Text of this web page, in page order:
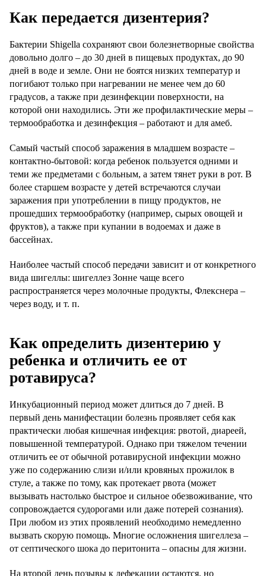
Как передается дизентерия?
Бактерии Shigella сохраняют свои болезнетворные свойства
довольно долго – до 30 дней в пищевых продуктах, до 90
дней в воде и земле. Они не боятся низких температур и
погибают только при нагревании не менее чем до 60
градусов, а также при дезинфекции поверхности, на
которой они находились. Эти же профилактические меры –
термообработка и дезинфекция – работают и для амеб.
Самый частый способ заражения в младшем возрасте –
контактно-бытовой: когда ребенок пользуется одними и
теми же предметами с больным, а затем тянет руки в рот. В
более старшем возрасте у детей встречаются случаи
заражения при употреблении в пищу продуктов, не
прошедших термообработку (например, сырых овощей и
фруктов), а также при купании в водоемах и даже в
бассейнах.
Наиболее частый способ передачи зависит и от конкретного
вида шигеллы: шигеллез Зонне чаще всего
распространяется через молочные продукты, Флекснера –
через воду, и т. п.
Как определить дизентерию у
ребенка и отличить ее от
ротавируса?
Инкубационный период может длиться до 7 дней. В
первый день манифестации болезнь проявляет себя как
практически любая кишечная инфекция: рвотой, диареей,
повышенной температурой. Однако при тяжелом течении
отличить ее от обычной ротавирусной инфекции можно
уже по содержанию слизи и/или кровяных прожилок в
стуле, а также по тому, как протекает рвота (может
вызывать настолько быстрое и сильное обезвоживание, что
сопровождается судорогами или даже потерей сознания).
При любом из этих проявлений необходимо немедленно
вызвать скорую помощь. Многие осложнения шигеллеза –
от септического шока до перитонита – опасны для жизни.
На второй день позывы к дефекации остаются, но